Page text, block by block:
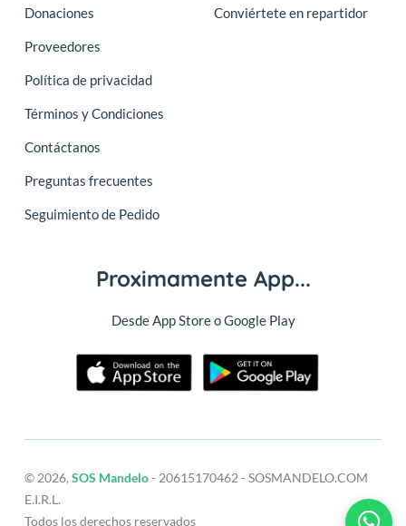
Donaciones
Proveedores
Política de privacidad
Términos y Condiciones
Contáctanos
Preguntas frecuentes
Seguimiento de Pedido
Conviértete en repartidor
Proximamente App...
Desde App Store o Google Play
© 2026, SOS Mandelo- 20615170462 - SOSMANDELO.COM
E.I.R.L.
Todos los derechos reservados